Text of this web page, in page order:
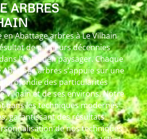
ARBRES
Abattage arbres à Le Vilhain
de plusieurs décennies
l’entretien paysager. Chaque
arbres s’appuie sur une
des particularités
Vilhain et de ses environs. Notre
dans les techniques modernes
garantissant des résultats
de nos techniques